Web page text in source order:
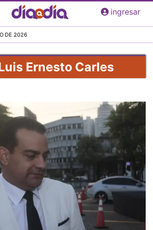
Pasar
al
principal
ingresar
DE 2026
Ernesto Carles